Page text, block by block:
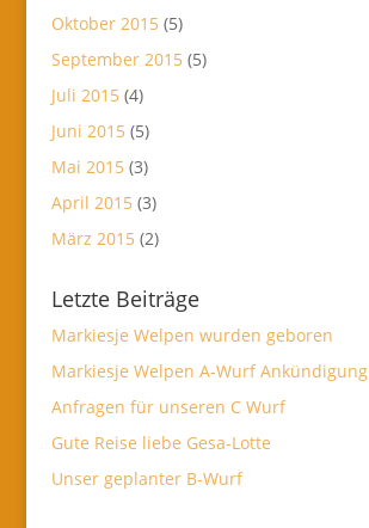
Oktober 2015 (5)
September 2015 (5)
Juli 2015 (4)
Juni 2015 (5)
Mai 2015 (3)
April 2015 (3)
März 2015 (2)
Letzte Beiträge
Markiesje Welpen wurden geboren
Markiesje Welpen A-Wurf Ankündigung
Anfragen für unseren C Wurf
Gute Reise liebe Gesa-Lotte
Unser geplanter B-Wurf